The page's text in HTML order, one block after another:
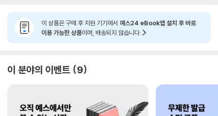
이 상품은 구매 후 지원 기기에서 예스24 eBook앱 설치 후 바로
이용 가능한 상품이며, 배송되지 않습니다.
이 분야의 이벤트 9